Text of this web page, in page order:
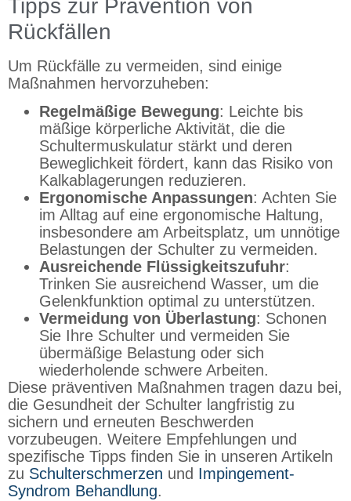
Tipps zur Prävention von
Rückfällen
Um Rückfälle zu vermeiden, sind einige
Maßnahmen hervorzuheben:
Regelmäßige Bewegung: Leichte bis
mäßige körperliche Aktivität, die die
Schultermuskulatur stärkt und deren
Beweglichkeit fördert, kann das Risiko von
Kalkablagerungen reduzieren.
Ergonomische Anpassungen: Achten Sie
im Alltag auf eine ergonomische Haltung,
insbesondere am Arbeitsplatz, um unnötige
Belastungen der Schulter zu vermeiden.
Ausreichende Flüssigkeitszufuhr:
Trinken Sie ausreichend Wasser, um die
Gelenkfunktion optimal zu unterstützen.
Vermeidung von Überlastung: Schonen
Sie Ihre Schulter und vermeiden Sie
übermäßige Belastung oder sich
wiederholende schwere Arbeiten.
Diese präventiven Maßnahmen tragen dazu bei,
die Gesundheit der Schulter langfristig zu
sichern und erneuten Beschwerden
vorzubeugen. Weitere Empfehlungen und
spezifische Tipps finden Sie in unseren Artikeln
zu Schulterschmerzen und Impingement-
Syndrom Behandlung.